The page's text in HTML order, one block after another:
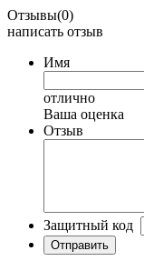
Отзывы(0)
написать отзыв
Имя
отлично
Ваша оценка
Отзыв
Защитный код